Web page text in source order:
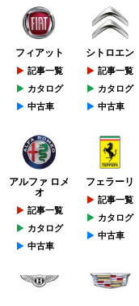
フィアット
記事一覧
カタログ
中古車
シトロエン
記事一覧
カタログ
中古車
アルファ ロメ
オ
記事一覧
カタログ
中古車
フェラーリ
記事一覧
カタログ
中古車